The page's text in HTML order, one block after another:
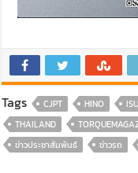
Tags CJPT HINO
THAILAND
ข่าวประชาสัมพันธ์
ข่าวรถ